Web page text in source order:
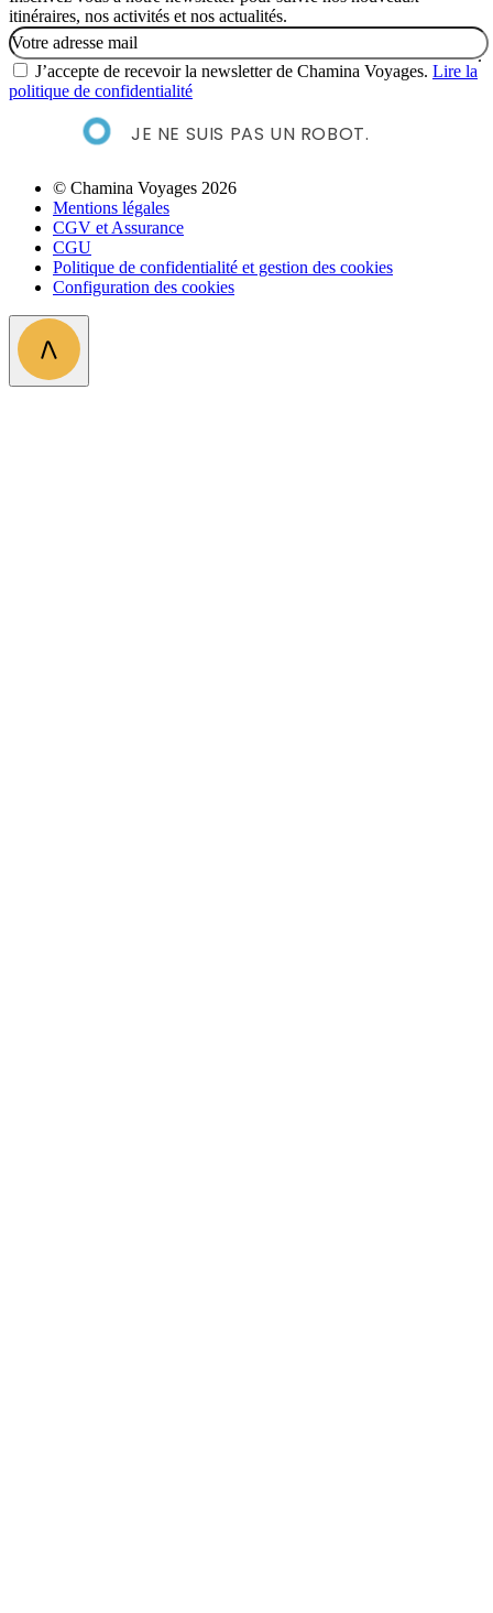
itinéraires, nos activités et nos actualités.
Email
J’accepte de recevoir la newsletter de Chamina Voyages. Lire la
politique de confidentialité
JE NE SUIS PAS UN ROBOT.
© Chamina Voyages 2026
Mentions légales
CGV et Assurance
CGU
Politique de confidentialité et gestion des cookies
Configuration des cookies